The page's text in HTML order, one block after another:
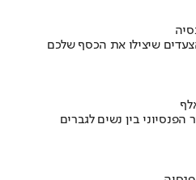
שיצילו את הכסף שלכם
בין נשים לגברים